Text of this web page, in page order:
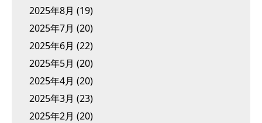
2025年8月 (19)
2025年7月 (20)
2025年6月 (22)
2025年5月 (20)
2025年4月 (20)
2025年3月 (23)
2025年2月 (20)